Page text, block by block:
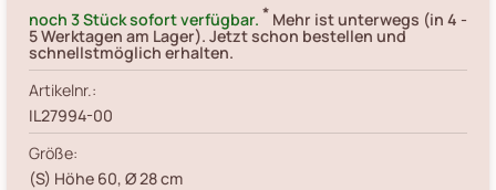
noch 3 Stück sofort verfügbar. * Mehr ist unterwegs (in 4 -
5 Werktagen am Lager). Jetzt schon bestellen und
schnellstmöglich erhalten.
Artikelnr.:
IL27994-00
Größe:
(S) Höhe 60, Ø 28 cm